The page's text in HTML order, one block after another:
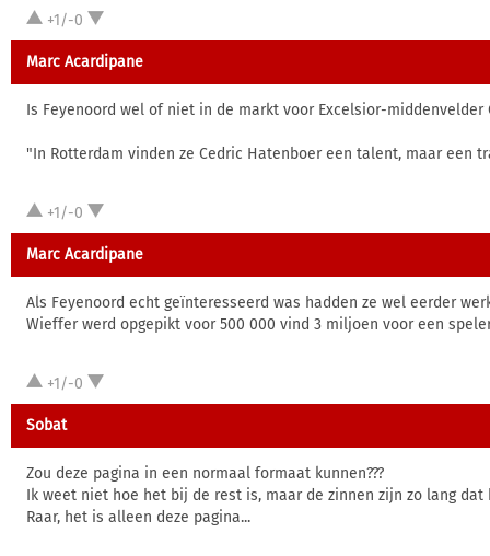
+1/-0
Marc Acardipane
Is Feyenoord wel of niet in de markt voor Excelsior-
"In Rotterdam vinden ze Cedric Hatenboer een talent, maar een
+1/-0
Marc Acardipane
Als Feyenoord echt geïnteresseerd was hadden ze wel eerder
Wieffer werd opgepikt voor 500 000 vind 3 miljoen voor een
+1/-0
Sobat
Zou deze pagina in een normaal formaat kunnen???
Ik weet niet hoe het bij de rest is, maar de zinnen zijn zo lang
Raar, het is alleen deze pagina...